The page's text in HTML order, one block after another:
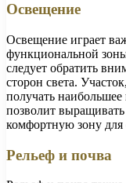
Освещение
Освещение играет
функциональной
следует обратить
сторон света.
получать наибольшее
позволит
комфортную зону
Рельеф и почва